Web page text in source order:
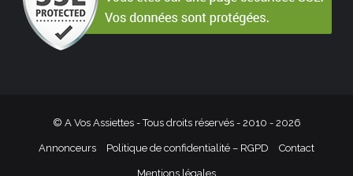
© A Vos Assiettes - Tous droits réservés - 2010 - 2026
Annonceurs Politique de confidentialité – RGPD Contact
Mentions légales